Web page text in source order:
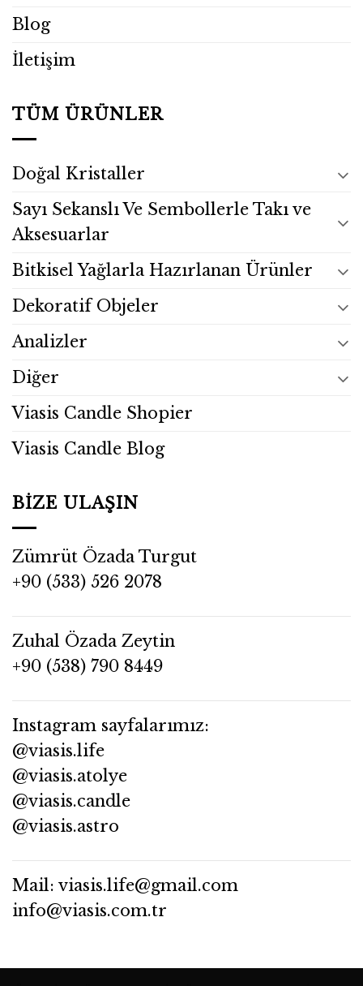
Blog
İletişim
TÜM ÜRÜNLER
Doğal Kristaller
Sayı Sekanslı Ve Sembollerle Takı ve
Aksesuarlar
Bitkisel Yağlarla Hazırlanan Ürünler
Dekoratif Objeler
Analizler
Diğer
Viasis Candle Shopier
Viasis Candle Blog
BIZE ULAŞIN
Zümrüt Özada Turgut
+90 (533) 526 2078
Zuhal Özada Zeytin
+90 (538) 790 8449
Instagram sayfalarımız:
@viasis.life
@viasis.atolye
@viasis.candle
@viasis.astro
Mail: viasis.life@gmail.com
info@viasis.com.tr